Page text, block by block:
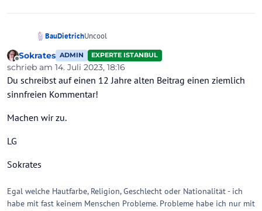
BauDietrichUncool
Offline
Sokrates ADMIN EXPERTE ISTANBUL
schrieb am 14. Juli 2023, 18:16
zuletzt editiert von
Du schreibst auf einen 12 Jahre alten Beitrag einen ziemlich
sinnfreien Kommentar!
Machen wir zu.
LG
Sokrates
Egal welche Hautfarbe, Religion, Geschlecht oder Nationalität - ich
habe mit fast keinem Menschen Probleme. Probleme habe ich nur mit